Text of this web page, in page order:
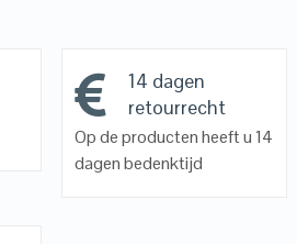
14 dagen
retourrecht
Op de producten heeft u 14
dagen bedenktijd